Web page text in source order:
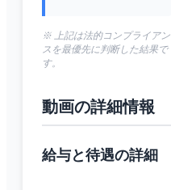
※ 上記は法的コンプライアン
スを最優先に判断した結果で
す。
動画の詳細情報
給与と待遇の詳細